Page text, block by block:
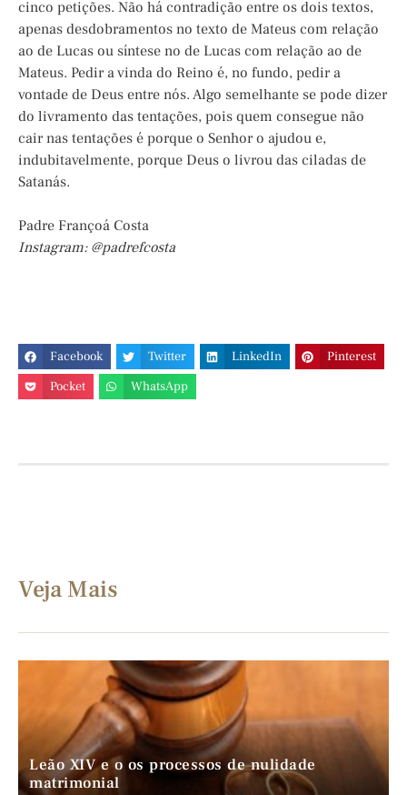
cinco petições. Não há contradição entre os dois textos,
apenas desdobramentos no texto de Mateus com relação
ao de Lucas ou síntese no de Lucas com relação ao de
Mateus. Pedir a vinda do Reino é, no fundo, pedir a
vontade de Deus entre nós. Algo semelhante se pode dizer
do livramento das tentações, pois quem consegue não
cair nas tentações é porque o Senhor o ajudou e,
indubitavelmente, porque Deus o livrou das ciladas de
Satanás.
Padre Françoá Costa
Instagram: @padrefcosta
Facebook Twitter LinkedIn
Pinterest
Pocket
WhatsApp
Veja Mais
Leão XIV e o os processos de nulidade
matrimonial